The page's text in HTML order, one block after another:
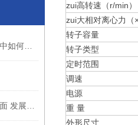
zui高转速（r/min）
zui大相对离心力（
转子容量
转子类型
定时范围
调速
电源
重 量
外形尺寸